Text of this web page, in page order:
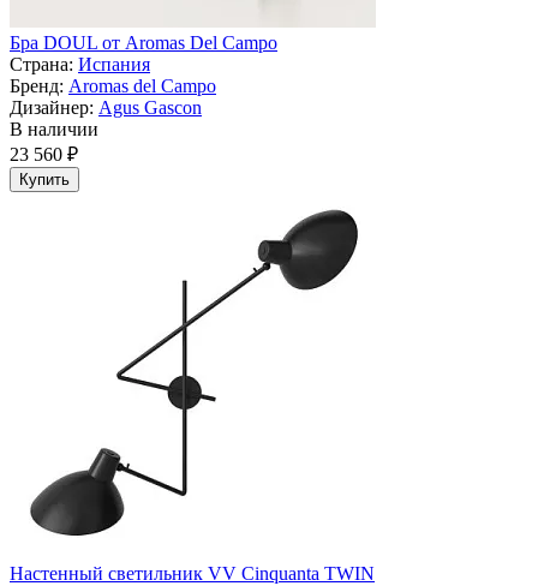
Бра DOUL от Aromas Del Campo
Страна: Испания
Бренд: Aromas del Campo
Дизайнер: Agus Gascon
В наличии
23 560 ₽
Купить
Настенный светильник VV Cinquanta TWIN